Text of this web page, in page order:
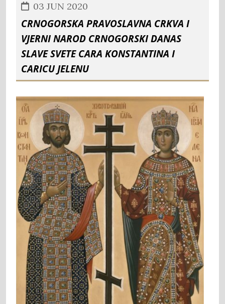
03 JUN 2020
CRNOGORSKA PRAVOSLAVNA CRKVA I
VJERNI NAROD CRNOGORSKI DANAS
SLAVE SVETE CARA KONSTANTINA I
CARICU JELENU